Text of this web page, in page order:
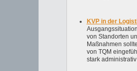
KVP in der
von Standorten
Maßnahmen
von TQM
stark